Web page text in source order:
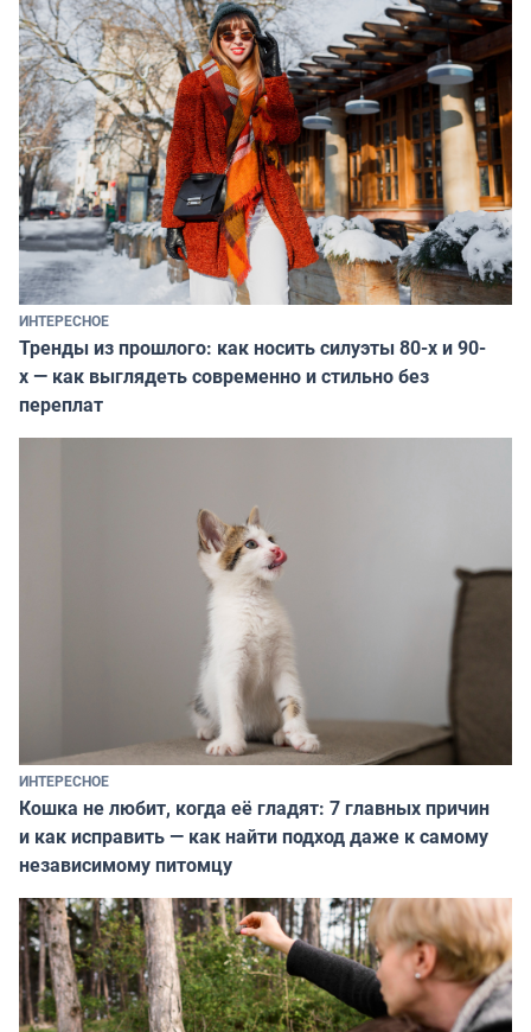
ИНТЕРЕСНОЕ
Тренды из прошлого: как носить силуэты 80-х и 90-
х — как выглядеть современно и стильно без
переплат
ИНТЕРЕСНОЕ
Кошка не любит, когда её гладят: 7 главных причин
и как исправить — как найти подход даже к самому
независимому питомцу